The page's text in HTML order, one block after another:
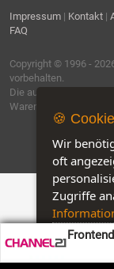
Impressum | Kontakt |
FAQ
Copyright © 1996 -
vorbehalten.
Die auf dieser Seite
Warenzeichen sind
🍪
Wir
oft
Zugriffe